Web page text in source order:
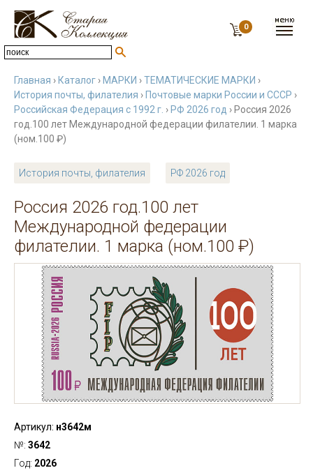
0
Главная › Каталог › МАРКИ ›ТЕМАТИЧЕСКИЕ МАРКИ ›
История почты, филателия › Почтовые марки России и СССР ›
Российская Федерация с 1992 г. › РФ 2026 год › Россия 2026
год.100 лет Международной федерации филателии. 1 марка
(ном.100 ₽)
История почты, филателия РФ 2026 год
Россия 2026 год.100 лет
Международной федерации
филателии. 1 марка (ном.100 ₽)
Артикул: н3642м
№: 3642
Год: 2026